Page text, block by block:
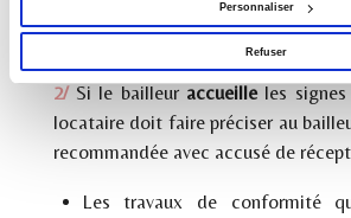
Personnaliser
Refuser
La marche à suivre diffère
bailleur accepte ou non les signes
2/Si le bailleur accueille les
locataire doit faire préciser au
recommandée avec accusé de
Les travaux de conformité